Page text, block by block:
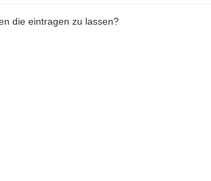
die eintragen zu lassen?